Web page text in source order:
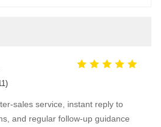
sales service, instant reply to
and regular follow-up guidance